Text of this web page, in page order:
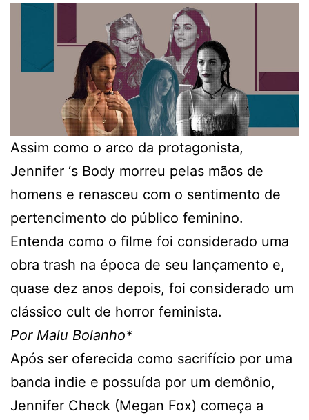
Assim como o arco da protagonista,
Jennifer ‘s Body morreu pelas mãos de
homens e renasceu com o sentimento de
pertencimento do público feminino.
Entenda como o filme foi considerado uma
obra trash na época de seu lançamento e,
quase dez anos depois, foi considerado um
clássico cult de horror feminista.
Por Malu Bolanho*
Após ser oferecida como sacrifício por uma
banda indie e possuída por um demônio,
Jennifer Check (Megan Fox) começa a